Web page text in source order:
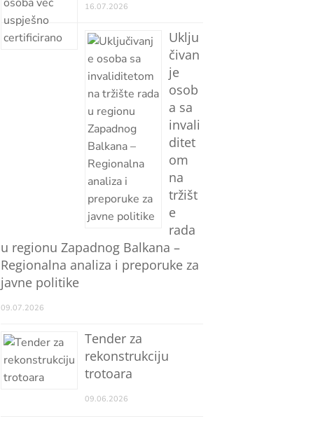
16.07.2026
Uklju
čivan
je
osob
a sa
invali
ditet
om
na
tržišt
e
rada
u regionu Zapadnog Balkana –
Regionalna analiza i preporuke za
javne politike
09.07.2026
Tender za
rekonstrukciju
trotoara
09.06.2026